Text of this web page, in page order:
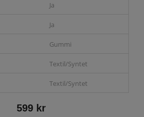
Ja
Ja
Gummi
Textil/Syntet
Textil/Syntet
599 kr